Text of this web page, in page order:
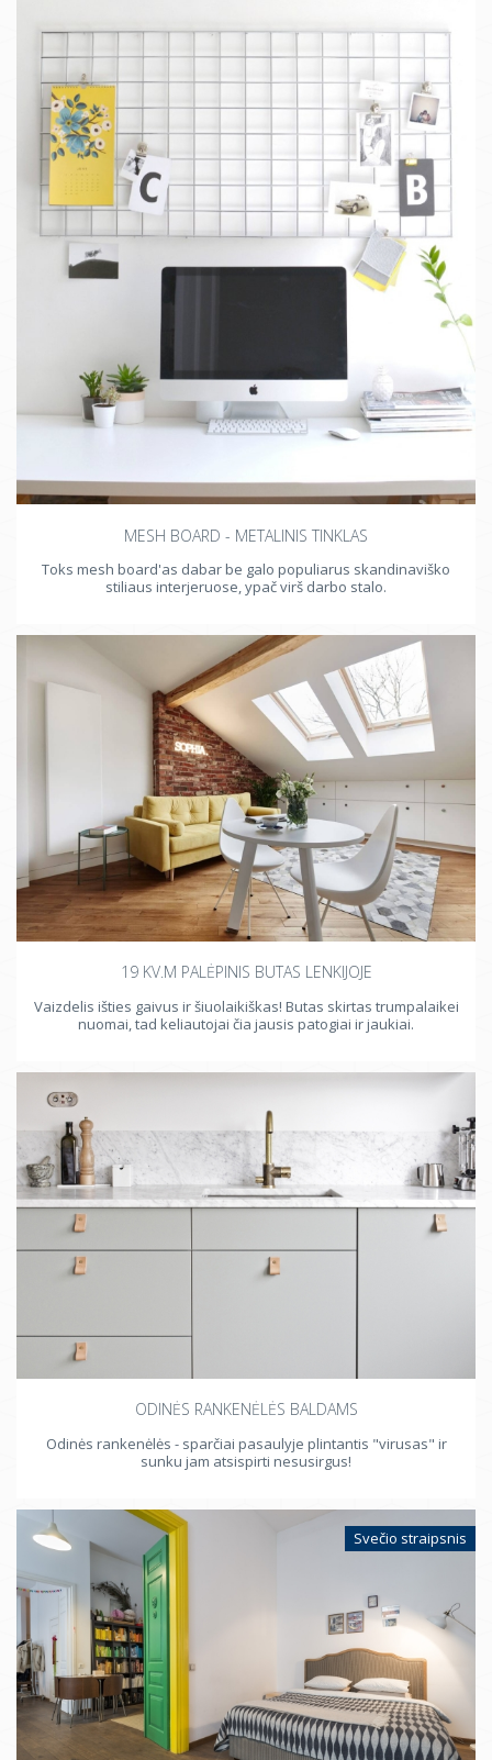
MESH BOARD - METALINIS TINKLAS
Toks mesh board'as dabar be galo populiarus skandinaviško
stiliaus interjeruose, ypač virš darbo stalo.
19 KV.M PALĖPINIS BUTAS LENKIJOJE
Vaizdelis išties gaivus ir šiuolaikiškas! Butas skirtas trumpalaikei
nuomai, tad keliautojai čia jausis patogiai ir jaukiai.
ODINĖS RANKENĖLĖS BALDAMS
Odinės rankenėlės - sparčiai pasaulyje plintantis "virusas" ir
sunku jam atsispirti nesusirgus!
Svečio straipsnis